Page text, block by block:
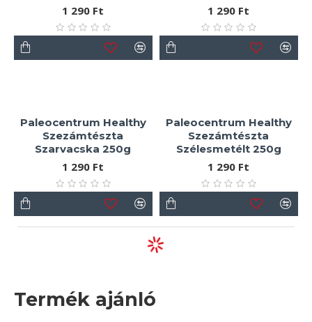
1 290 Ft 1 290 Ft
Paleocentrum Healthy
Szezámtészta
Szarvacska 250g
1 290 Ft
Paleocentrum Healthy
Szezámtészta
Szélesmetélt 250g
1 290 Ft
Termék ajánló